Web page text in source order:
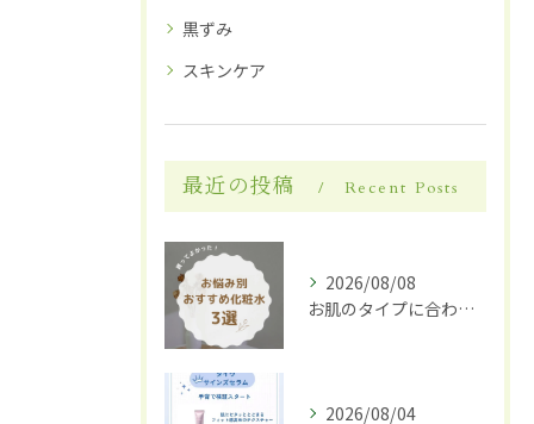
黒ずみ
スキンケア
最近の投稿 Recent Posts
2026/08/08
お肌のタイプに合わせた化粧水選び
2026/08/04